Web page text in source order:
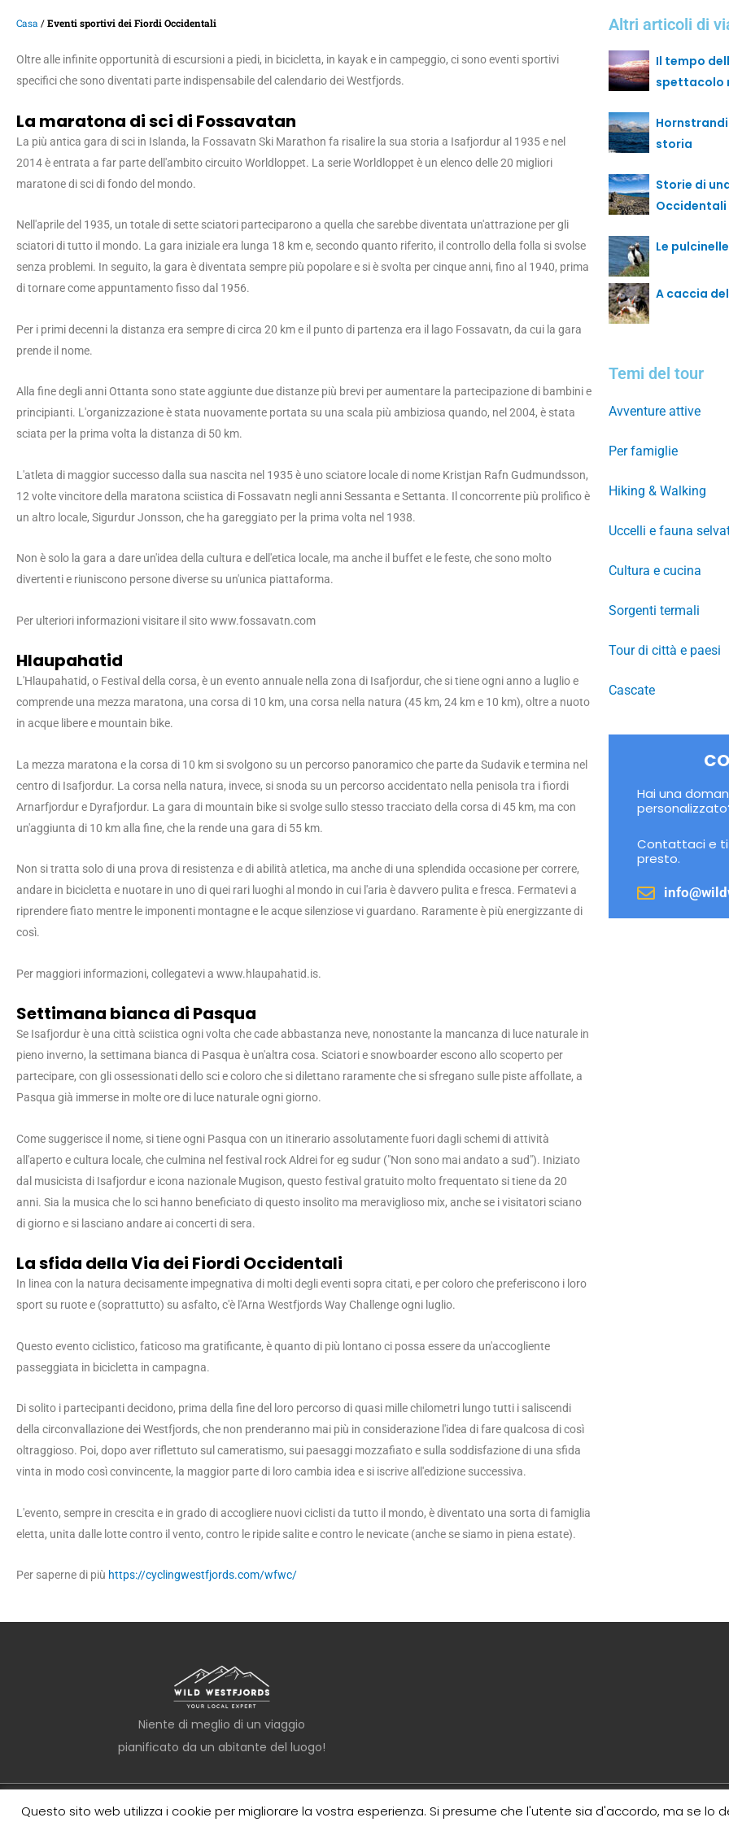
Casa / Eventi sportivi dei Fiordi Occidentali
Oltre alle infinite opportunità di escursioni a piedi, in bicicletta, in kayak e in campeggio, ci sono eventi sportivi
specifici che sono diventati parte indispensabile del calendario dei Westfjords.
La maratona di sci di Fossavatan
La più antica gara di sci in Islanda, la Fossavatn Ski Marathon fa risalire la sua storia a Isafjordur al 1935 e nel
2014 è entrata a far parte dell'ambito circuito Worldloppet. La serie Worldloppet è un elenco delle 20 migliori
maratone di sci di fondo del mondo.
Nell'aprile del 1935, un totale di sette sciatori parteciparono a quella che sarebbe diventata un'attrazione per gli
sciatori di tutto il mondo. La gara iniziale era lunga 18 km e, secondo quanto riferito, il controllo della folla si svolse
senza problemi. In seguito, la gara è diventata sempre più popolare e si è svolta per cinque anni, fino al 1940, prima
di tornare come appuntamento fisso dal 1956.
Per i primi decenni la distanza era sempre di circa 20 km e il punto di partenza era il lago Fossavatn, da cui la gara
prende il nome.
Alla fine degli anni Ottanta sono state aggiunte due distanze più brevi per aumentare la partecipazione di bambini e
principianti. L'organizzazione è stata nuovamente portata su una scala più ambiziosa quando, nel 2004, è stata
sciata per la prima volta la distanza di 50 km.
L'atleta di maggior successo dalla sua nascita nel 1935 è uno sciatore locale di nome Kristjan Rafn Gudmundsson,
12 volte vincitore della maratona sciistica di Fossavatn negli anni Sessanta e Settanta. Il concorrente più prolifico è
un altro locale, Sigurdur Jonsson, che ha gareggiato per la prima volta nel 1938.
Non è solo la gara a dare un'idea della cultura e dell'etica locale, ma anche il buffet e le feste, che sono molto
divertenti e riuniscono persone diverse su un'unica piattaforma.
Per ulteriori informazioni visitare il sito www.fossavatn.com
Hlaupahatid
L'Hlaupahatid, o Festival della corsa, è un evento annuale nella zona di Isafjordur, che si tiene ogni anno a luglio e
comprende una mezza maratona, una corsa di 10 km, una corsa nella natura (45 km, 24 km e 10 km), oltre a nuoto
in acque libere e mountain bike.
La mezza maratona e la corsa di 10 km si svolgono su un percorso panoramico che parte da Sudavik e termina nel
centro di Isafjordur. La corsa nella natura, invece, si snoda su un percorso accidentato nella penisola tra i fiordi
Arnarfjordur e Dyrafjordur. La gara di mountain bike si svolge sullo stesso tracciato della corsa di 45 km, ma con
un'aggiunta di 10 km alla fine, che la rende una gara di 55 km.
Non si tratta solo di una prova di resistenza e di abilità atletica, ma anche di una splendida occasione per correre,
andare in bicicletta e nuotare in uno di quei rari luoghi al mondo in cui l'aria è davvero pulita e fresca. Fermatevi a
riprendere fiato mentre le imponenti montagne e le acque silenziose vi guardano. Raramente è più energizzante di
così.
Per maggiori informazioni, collegatevi a www.hlaupahatid.is.
Settimana bianca di Pasqua
Se Isafjordur è una città sciistica ogni volta che cade abbastanza neve, nonostante la mancanza di luce naturale in
pieno inverno, la settimana bianca di Pasqua è un'altra cosa. Sciatori e snowboarder escono allo scoperto per
partecipare, con gli ossessionati dello sci e coloro che si dilettano raramente che si sfregano sulle piste affollate, a
Pasqua già immerse in molte ore di luce naturale ogni giorno.
Come suggerisce il nome, si tiene ogni Pasqua con un itinerario assolutamente fuori dagli schemi di attività
all'aperto e cultura locale, che culmina nel festival rock Aldrei for eg sudur ("Non sono mai andato a sud"). Iniziato
dal musicista di Isafjordur e icona nazionale Mugison, questo festival gratuito molto frequentato si tiene da 20
anni. Sia la musica che lo sci hanno beneficiato di questo insolito ma meraviglioso mix, anche se i visitatori sciano
di giorno e si lasciano andare ai concerti di sera.
La sfida della Via dei Fiordi Occidentali
In linea con la natura decisamente impegnativa di molti degli eventi sopra citati, e per coloro che preferiscono i loro
sport su ruote e (soprattutto) su asfalto, c'è l'Arna Westfjords Way Challenge ogni luglio.
Questo evento ciclistico, faticoso ma gratificante, è quanto di più lontano ci possa essere da un'accogliente
passeggiata in bicicletta in campagna.
Di solito i partecipanti decidono, prima della fine del loro percorso di quasi mille chilometri lungo tutti i saliscendi
della circonvallazione dei Westfjords, che non prenderanno mai più in considerazione l'idea di fare qualcosa di così
oltraggioso. Poi, dopo aver riflettuto sul cameratismo, sui paesaggi mozzafiato e sulla soddisfazione di una sfida
vinta in modo così convincente, la maggior parte di loro cambia idea e si iscrive all'edizione successiva.
L'evento, sempre in crescita e in grado di accogliere nuovi ciclisti da tutto il mondo, è diventato una sorta di famiglia
eletta, unita dalle lotte contro il vento, contro le ripide salite e contro le nevicate (anche se siamo in piena estate).
Per saperne di più https://cyclingwestfjords.com/wfwc/
Altri articoli di
Il tempo
spettacolo
storia
Storie di
Occidentali
Le
A caccia
Temi del tour
Avventure attive
Per famiglie
Hiking & Walking
Uccelli e fauna
Cultura e cucina
Sorgenti termali
Tour di città e paesi
Cascate
Hai una
Contattaci e ti
presto.
Niente di meglio di un viaggio
pianificato da un abitante del luogo!
Questo sito web utilizza i cookie per migliorare la vostra esperienza. Si presume che l'utente sia d'accordo, ma se lo